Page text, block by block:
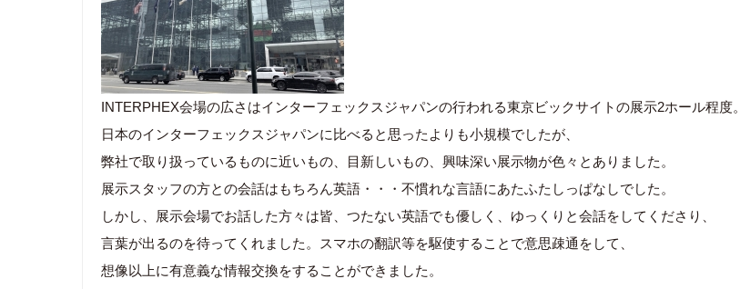
INTERPHEX会場の広さはインターフェックスジャパンの行われる東京ビックサイトの展示2ホール程度。
日本のインターフェックスジャパンに比べると思ったよりも小規模でしたが、
弊社で取り扱っているものに近いもの、目新しいもの、興味深い展示物が色々とありました。
展示スタッフの方との会話はもちろん英語・・・不慣れな言語にあたふたしっぱなしでした。
しかし、展示会場でお話した方々は皆、つたない英語でも優しく、ゆっくりと会話をしてくださり、
言葉が出るのを待ってくれました。スマホの翻訳等を駆使することで意思疎通をして、
想像以上に有意義な情報交換をすることができました。